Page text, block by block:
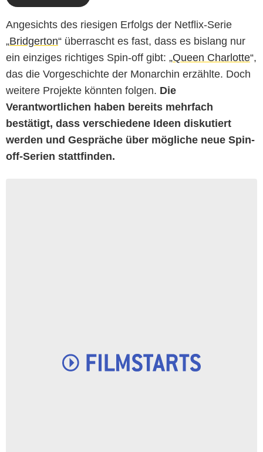
Angesichts des riesigen Erfolgs der Netflix-Serie
„Bridgerton“ überrascht es fast, dass es bislang nur
ein einziges richtiges Spin-off gibt: „Queen Charlotte“,
das die Vorgeschichte der Monarchin erzählte. Doch
weitere Projekte könnten folgen. Die
Verantwortlichen haben bereits mehrfach
bestätigt, dass verschiedene Ideen diskutiert
werden und Gespräche über mögliche neue Spin-
off-Serien stattfinden.